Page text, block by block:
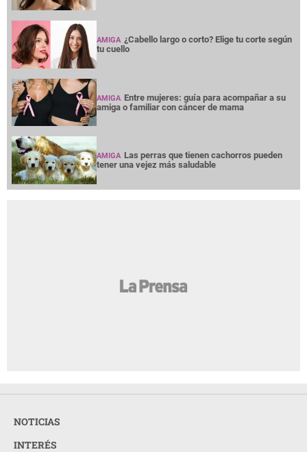
AMIGA ¿Cabello largo o corto? Elige tu corte según
tu cuello
AMIGA Entre mujeres: guía para acompañar a su
amiga o familiar con cáncer de mama
AMIGA Las perras que tienen cachorros pueden
tener una vejez más saludable
NOTICIAS
INTERÉS